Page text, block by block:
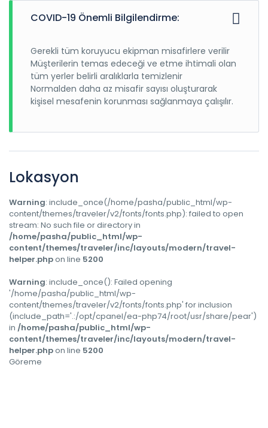
COVID-19 Önemli Bilgilendirme:
Gerekli tüm koruyucu ekipman misafirlere verilir
Müşterilerin temas edeceği ve etme ihtimali olan
tüm yerler belirli aralıklarla temizlenir
Normalden daha az misafir sayısı oluşturarak
kişisel mesafenin korunması sağlanmaya çalışılır.
Lokasyon
Warning: include_once(/home/pasha/public_html/wp-
content/themes/traveler/v2/fonts/fonts.php): failed to open
stream: No such file or directory in
/home/pasha/public_html/wp-
content/themes/traveler/inc/layouts/modern/travel-
helper.phpon line 5200
Warning: include_once(): Failed opening
'/home/pasha/public_html/wp-
content/themes/traveler/v2/fonts/fonts.php' for inclusion
(include_path='.:/opt/cpanel/ea-php74/root/usr/share/pear')
in /home/pasha/public_html/wp-
content/themes/traveler/inc/layouts/modern/travel-
helper.phpon line 5200
Göreme